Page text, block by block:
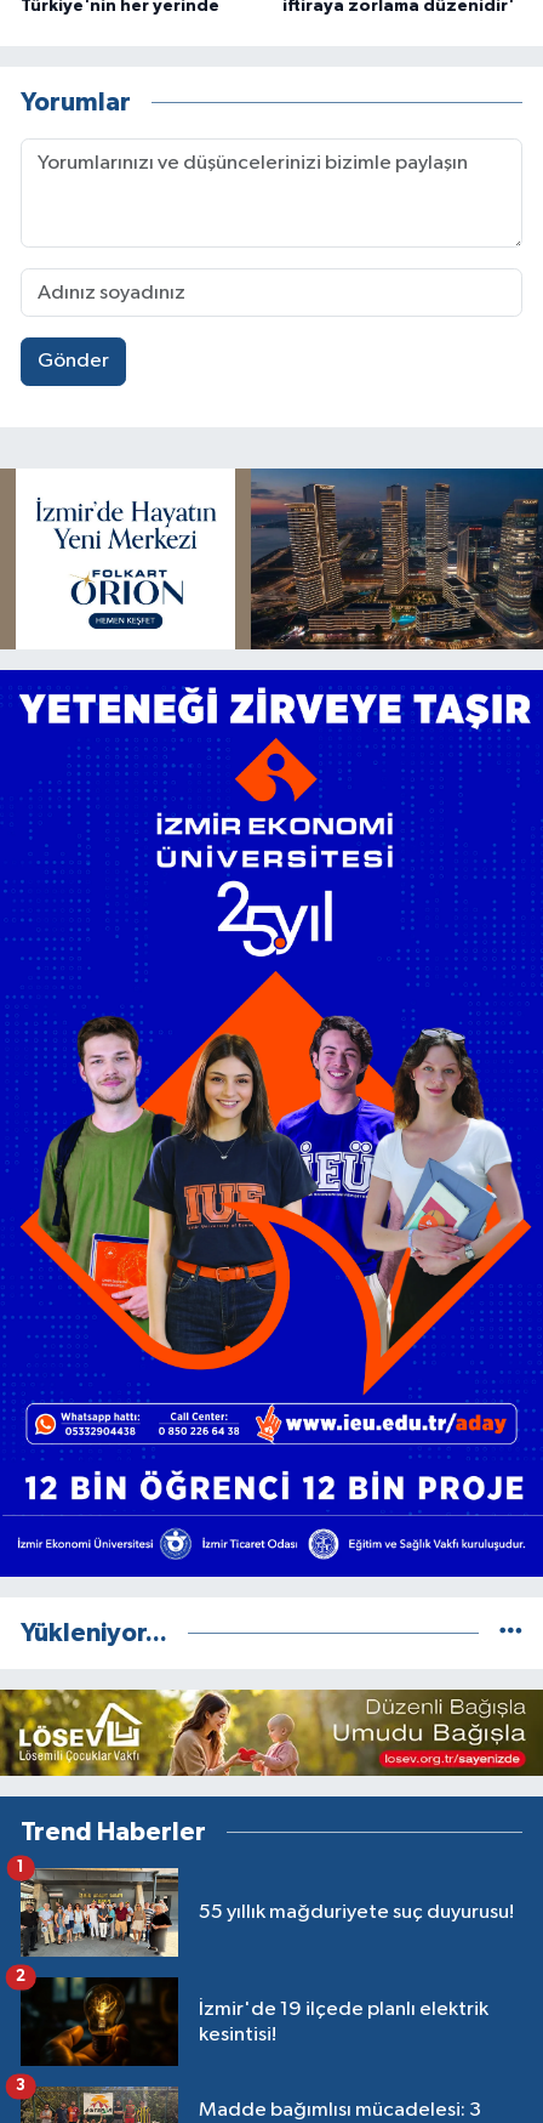
Türkiye'nin her yerinde iftiraya zorlama düzenidir'
Yorumlar
Gönder
Yükleniyor...
Trend Haberler
55 yıllık mağduriyete suç duyurusu!
İzmir'de 19 ilçede planlı elektrik
kesintisi!
2
Madde bağımlısı mücadelesi: 3
3